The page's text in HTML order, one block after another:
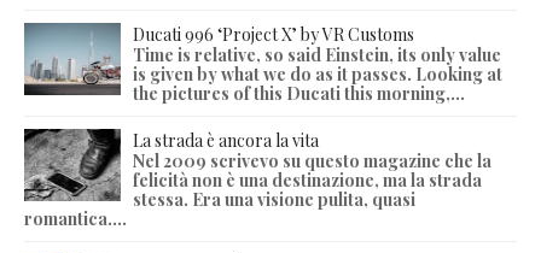
Ducati 996 ‘Project X’ by VR Customs
Time is relative, so said Einstein, its only value
is given by what we do as it passes. Looking at
the pictures of this Ducati this morning,...
La strada è ancora la vita
Nel 2009 scrivevo su questo magazine che la
felicità non è una destinazione, ma la strada
stessa. Era una visione pulita, quasi
romantica....